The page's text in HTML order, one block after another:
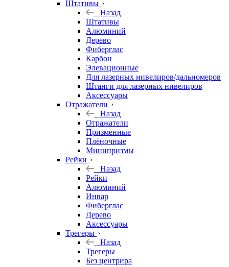
Штативы
Назад
Штативы
Алюминий
Дерево
Фиберглас
Карбон
Элевационные
Для лазерных нивелиров/дальномеров
Штанги для лазерных нивелиров
Аксессуары
Отражатели
Назад
Отражатели
Призменные
Плёночные
Минипризмы
Рейки
Назад
Рейки
Алюминий
Инвар
Фиберглас
Дерево
Аксессуары
Трегеры
Назад
Трегеры
Без центрира